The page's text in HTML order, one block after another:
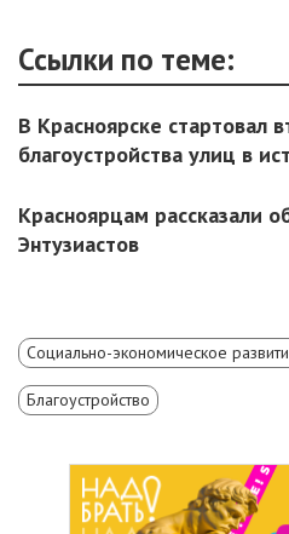
Ссылки по теме:
В Красноярске стартовал
благоустройства улиц в
Красноярцам рассказали
Энтузиастов
Социально-экономическое
Благоустройство